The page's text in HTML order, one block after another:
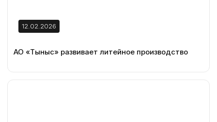
12.02.2026
АО «Тыныс» развивает литейное производство